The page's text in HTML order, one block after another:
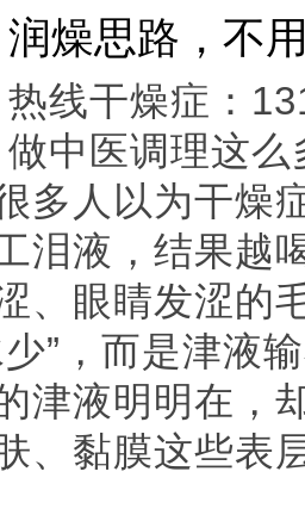
润燥思路，不
热线干燥症：
做中医调理这
多人以为干燥
泪液，结果越
、眼睛发涩的
”，而是津液
津液明明在，
、黏膜这些表